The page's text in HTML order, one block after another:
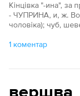
Кінцівка "-ина", за
- ЧУПРИНА, и, ж.
чоловіка); чуб,
1 коментар